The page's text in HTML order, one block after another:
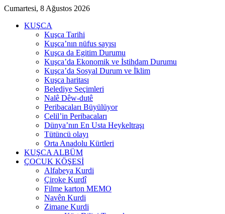
Cumartesi, 8 Ağustos 2026
KUŞCA
Kuşca Tarihi
Kuşca’nın nüfus sayısı
Kuşca da Egitim Durumu
Kuşca’da Ekonomik ve İstihdam Durumu
Kuşca’da Sosyal Durum ve İklim
Kuşca haritası
Belediye Seçimleri
Nalê Dêw-dutê
Peribacaları Büyülüyor
Celil’in Peribacaları
Dünya’nın En Usta Heykeltraşı
Tütüncü olayı
Orta Anadolu Kürtleri
KUŞCA ALBÜM
ÇOCUK KÖŞESİ
Alfabeya Kurdi
Çiroke Kurdî
Filme karton MEMO
Navên Kurdi
Zimane Kurdi